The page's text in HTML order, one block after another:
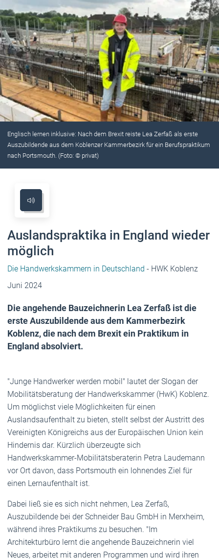
Englisch lernen inklusive: Nach dem Brexit reiste Lea Zerfaß als erste
Auszubildende aus dem Koblenzer Kammerbezirk für ein Berufspraktikum
nach Portsmouth. (Foto: © privat)
Auslandspraktika in England wieder
möglich
Die Handwerkskammern in Deutschland - HWK Koblenz
Juni 2024
Die angehende Bauzeichnerin Lea Zerfaß ist die
erste Auszubildende aus dem Kammerbezirk
Koblenz, die nach dem Brexit ein Praktikum in
England absolviert.
"Junge Handwerker werden mobil" lautet der Slogan der
Mobilitätsberatung der Handwerkskammer (HwK) Koblenz.
Um möglichst viele Möglichkeiten für einen
Auslandsaufenthalt zu bieten, stellt selbst der Austritt des
Vereinigten Königreichs aus der Europäischen Union kein
Hindernis dar. Kürzlich überzeugte sich
Handwerkskammer-Mobilitätsberaterin Petra Laudemann
vor Ort davon, dass Portsmouth ein lohnendes Ziel für
einen Lernaufenthalt ist.
Dabei ließ sie es sich nicht nehmen, Lea Zerfaß,
Auszubildende bei der Schneider Bau GmbH in Merxheim,
während ihres Praktikums zu besuchen. "Im
Architekturbüro lernt die angehende Bauzeichnerin viel
Neues, arbeitet mit anderen Programmen und wird ihren